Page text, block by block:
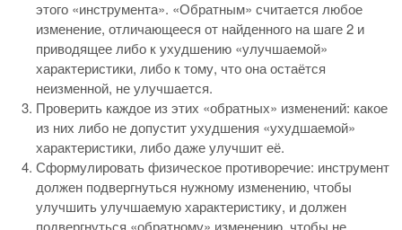
этого «инструмента». «Обратным» считается любое
изменение, отличающееся от найденного на шаге 2 и
приводящее либо к ухудшению «улучшаемой»
характеристики, либо к тому, что она остаётся
неизменной, не улучшается.
Проверить каждое из этих «обратных» изменений: какое
из них либо не допустит ухудшения «ухудшаемой»
характеристики, либо даже улучшит её.
Сформулировать физическое противоречие: инструмент
должен подвергнуться нужному изменению, чтобы
улучшить улучшаемую характеристику, и должен
подвергнуться «обратному» изменению, чтобы не